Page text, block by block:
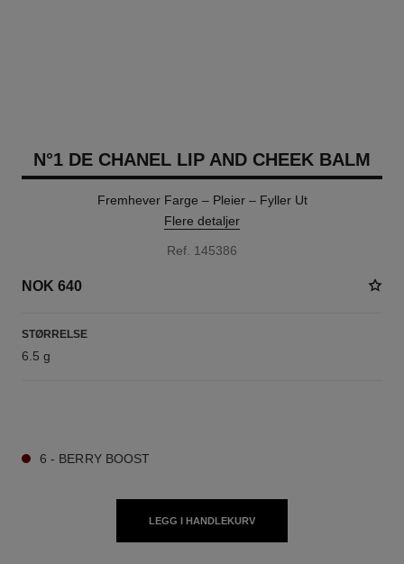
N°1 DE CHANEL LIP AND CHEEK BALM
Fremhever Farge – Pleier – Fyller Ut
Flere detaljer
Ref. 145386
NOK 640
STØRRELSE
6.5 g
6 - BERRY BOOST
LEGG I HANDLEKURV